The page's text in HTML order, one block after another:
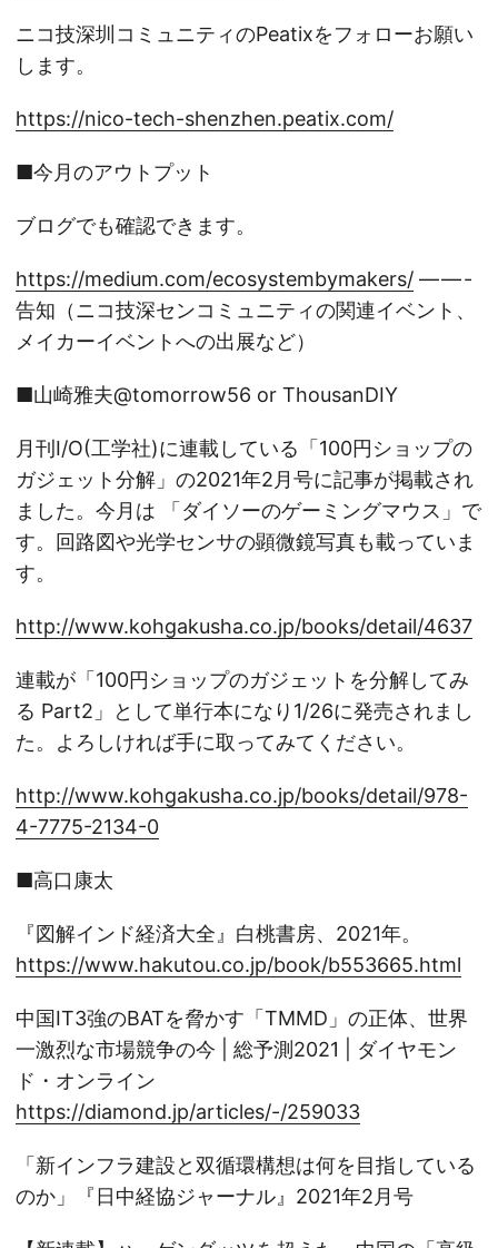
ニコ技深圳コミュニティのPeatixをフォローお願い
します。
https://nico-tech-shenzhen.peatix.com/
■今月のアウトプット
ブログでも確認できます。
https://medium.com/ecosystembymakers/ — — -
告知（ニコ技深センコミュニティの関連イベント、
メイカーイベントへの出展など）
■山崎雅夫@tomorrow56 or ThousanDIY
月刊I/O(工学社)に連載している「100円ショップの
ガジェット分解」の2021年2月号に記事が掲載され
ました。今月は 「ダイソーのゲーミングマウス」で
す。回路図や光学センサの顕微鏡写真も載っていま
す。
http://www.kohgakusha.co.jp/books/detail/4637
連載が「100円ショップのガジェットを分解してみ
る Part2」として単行本になり1/26に発売されまし
た。よろしければ手に取ってみてください。
http://www.kohgakusha.co.jp/books/detail/978-
4-7775-2134-0
■高口康太
『図解インド経済大全』白桃書房、2021年。
https://www.hakutou.co.jp/book/b553665.html
中国IT3強のBATを脅かす「TMMD」の正体、世界
一激烈な市場競争の今 | 総予測2021 | ダイヤモン
ド・オンライン
https://diamond.jp/articles/-/259033
「新インフラ建設と双循環構想は何を目指している
のか」『日中経協ジャーナル』2021年2月号